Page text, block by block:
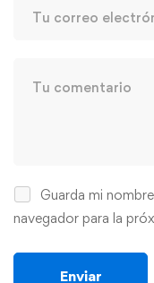
Guarda mi
navegador para la